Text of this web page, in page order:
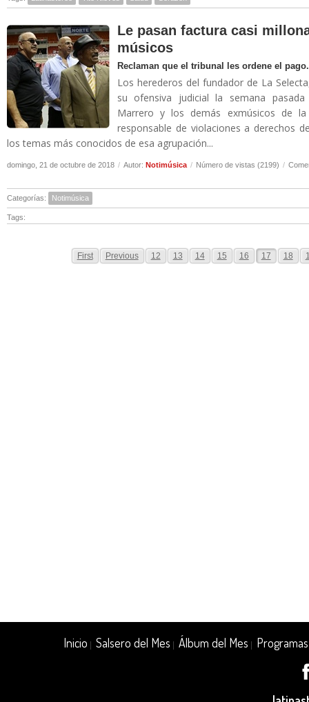
Le pasan factura casi
músicos
Reclaman que el tribunal les ordene el pago.
Los herederos del fundador de La
su ofensiva judicial la semana
Marrero y los demás exmúsicos de
responsable de violaciones a derechos
los temas más conocidos de esa agrupación...
domingo, 21 de octubre de 2018 / Autor: Notimúsica / Número de vistas (2199) /
Categorías: Notimúsica
Tags:
First Previous 12 13 14 15 16 17 18
Inicio |Salsero del Mes |Álbum del Mes Programas